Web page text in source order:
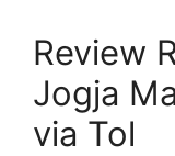
Review
Jogja
via Tol